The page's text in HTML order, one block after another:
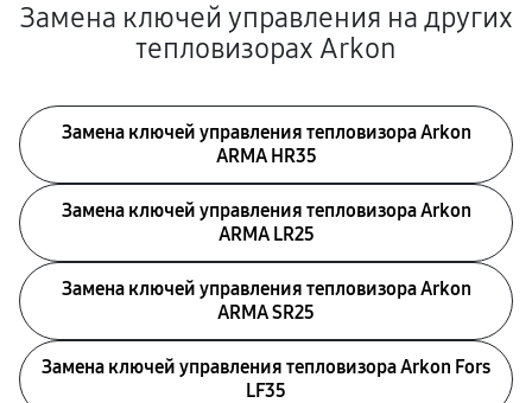
Замена ключей управления на других
тепловизорах Arkon
Замена ключей управления тепловизора Arkon
ARMA HR35
Замена ключей управления тепловизора Arkon
ARMA LR25
Замена ключей управления тепловизора Arkon
ARMA SR25
Замена ключей управления тепловизора Arkon Fors
LF35